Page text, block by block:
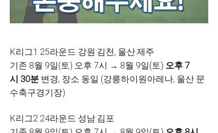
K리그1 25라운드 강원:김천, 울산:제주
기존 8월 9일(토) 오후 7시 → 8월 9일(토) 오후7
시 30분 변경, 장소 동일 (강릉하이원아레나, 울산 문
수축구경기장)
K리그2 24라운드 성남:김포